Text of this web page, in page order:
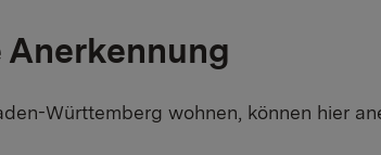
Württemberg wohnen, können hier